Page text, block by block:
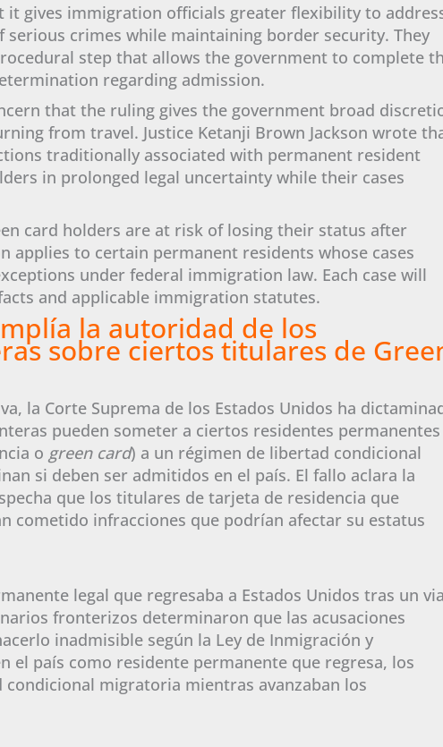
it gives immigration officials greater flexibility to
serious crimes while maintaining border security. They
step that allows the government to complete
regarding admission.
that the ruling gives the government broad
from travel. Justice Ketanji Brown Jackson wrote
traditionally associated with permanent resident
in prolonged legal uncertainty while their cases
card holders are at risk of losing their status after
applies to certain permanent residents whose cases
under federal immigration law. Each case will
and applicable immigration statutes.
la autoridad de los
sobre ciertos titulares de
la Corte Suprema de los Estados Unidos ha
pueden someter a ciertos residentes permanentes
o green card) a un régimen de libertad condicional
si deben ser admitidos en el país. El fallo aclara la
que los titulares de tarjeta de residencia que
cometido infracciones que podrían afectar su estatus
legal que regresaba a Estados Unidos tras un
fronterizos determinaron que las acusaciones
inadmisible según la Ley de Inmigración y
el país como residente permanente que regresa, los
migratoria mientras avanzaban los